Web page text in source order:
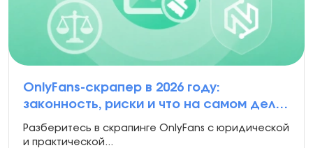
OnlyFans-скрапер в 2026 году:
законность, риски и что на самом деле
разрешено
Разберитесь в скрапинге OnlyFans с юридической
и практической...